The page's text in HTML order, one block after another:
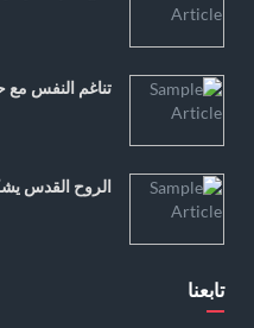
تناغم النفس مع
الروح القدس
تابعنا